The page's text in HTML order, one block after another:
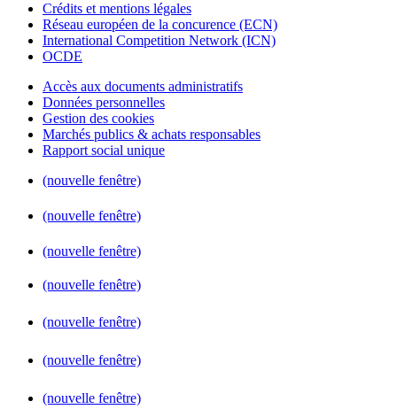
Crédits et mentions légales
Réseau européen de la concurence (ECN)
International Competition Network (ICN)
OCDE
Accès aux documents administratifs
Données personnelles
Gestion des cookies
Marchés publics & achats responsables
Rapport social unique
(nouvelle fenêtre)
(nouvelle fenêtre)
(nouvelle fenêtre)
(nouvelle fenêtre)
(nouvelle fenêtre)
(nouvelle fenêtre)
(nouvelle fenêtre)